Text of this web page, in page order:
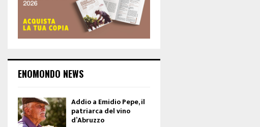
ENOMONDO NEWS
Addio a Emidio Pepe, il
patriarca del vino
d’Abruzzo